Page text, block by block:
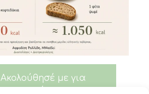
Ακολούθησέ με για